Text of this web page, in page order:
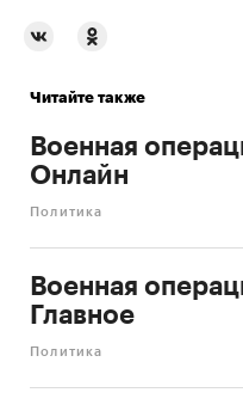
Читайте также
Военная
Онлайн
Политика
Военная
Главное
Политика